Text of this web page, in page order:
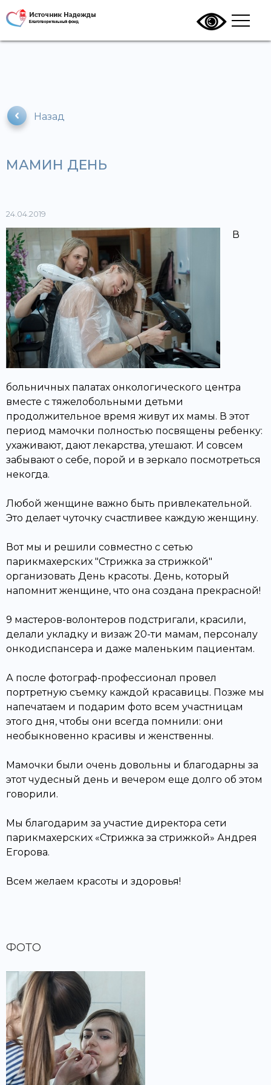
Назад
МАМИН ДЕНЬ
24.04.2019
В
больничных палатах онкологического центра
вместе с тяжелобольными детьми
продолжительное время живут их мамы. В этот
период мамочки полностью посвящены ребенку:
ухаживают, дают лекарства, утешают. И совсем
забывают о себе, порой и в зеркало посмотреться
некогда.
Любой женщине важно быть привлекательной.
Это делает чуточку счастливее каждую женщину.
Вот мы и решили совместно с сетью
парикмахерских "Стрижка за стрижкой"
организовать День красоты. День, который
напомнит женщине, что она создана прекрасной!
9 мастеров-волонтеров подстригали, красили,
делали укладку и визаж 20-ти мамам, персоналу
онкодиспансера и даже маленьким пациентам.
А после фотограф-профессионал провел
портретную съемку каждой красавицы. Позже мы
напечатаем и подарим фото всем участницам
этого дня, чтобы они всегда помнили: они
необыкновенно красивы и женственны.
Мамочки были очень довольны и благодарны за
этот чудесный день и вечером еще долго об этом
говорили.
Мы благодарим за участие директора сети
парикмахерских «Стрижка за стрижкой» Андрея
Егорова.
Всем желаем красоты и здоровья!
ФОТО